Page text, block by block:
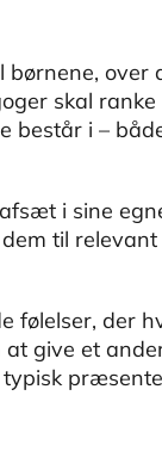
børnene, over
skal
består i –
i sine
til relevant
følelser, der
give et